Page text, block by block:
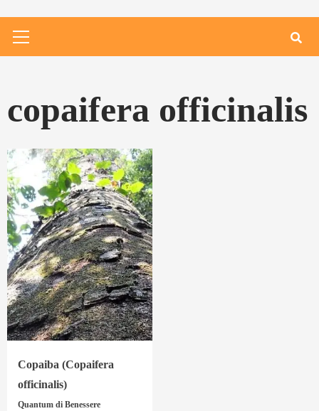
Menu
copaifera officinalis
Copaiba (Copaifera
officinalis)
Quantum di Benessere